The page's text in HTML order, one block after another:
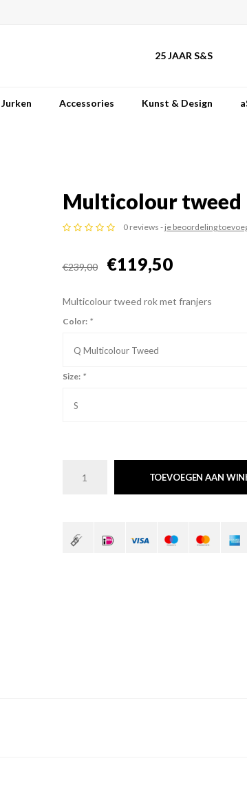
25 JAAR S&S
Jurken Accessories Kunst & Design
Multicolour tweed
0 reviews - je beoordeling
€239,00 €119,50
Multicolour tweed rok met franjers
Color: *
Q Multicolour Tweed
Size: *
S
TOEVOEGEN AAN